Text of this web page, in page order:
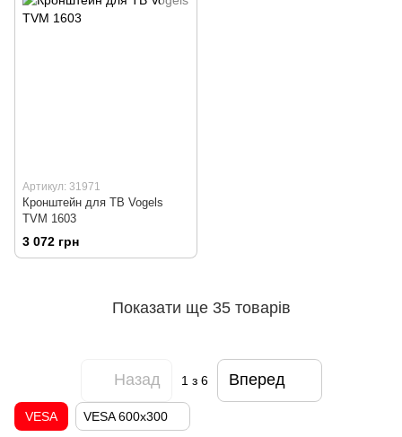
Артикул: 31971
Кронштейн для ТВ Vogels
TVM 1603
3 072 грн
Показати ще 35 товарів
Назад 1 з 6 Вперед
VESA VESA 600x300